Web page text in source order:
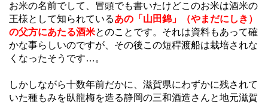
お米の名前でして、冒頭でも書いたけどこのお米は酒米の
王様として知られているあの「山田錦」（やまだにしき）
の父方にあたる酒米とのことです。それは資料もあって確
かな事らしいのですが、その後この短稈渡船は栽培されな
くなったそうです…。
しかしながら十数年前だかに、滋賀県にわずかに残されて
いた種もみを臥龍梅を造る静岡の三和酒造さんと地元滋賀